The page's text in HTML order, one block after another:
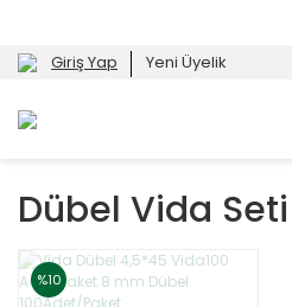
Giriş Yap Yeni Üyelik
Dübel Vida Seti
%10